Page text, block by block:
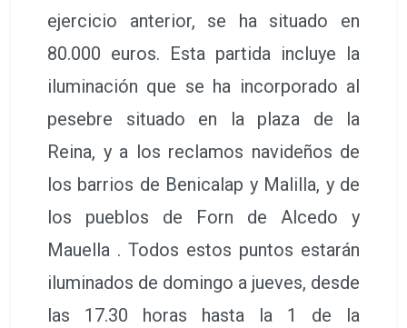
ejercicio anterior, se ha situado en
80.000 euros. Esta partida incluye la
iluminación que se ha incorporado al
pesebre situado en la plaza de la
Reina, y a los reclamos navideños de
los barrios de Benicalap y Malilla, y de
los pueblos de Forn de Alcedo y
Mauella . Todos estos puntos estarán
iluminados de domingo a jueves, desde
las 17.30 horas hasta la 1 de la